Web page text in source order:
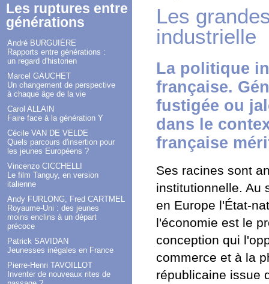
Les ruptures entre
générations
André BURGUIÈRE
Rapports entre générations :
un regard d'historien
Marcel GAUCHET
Un changement de perspective
à chaque âge de la vie
Carol ALLAIN
Faire face à la génération Y
Cécile VAN DE VELDE
Quels parcours d'insertion pour
les jeunes Européens ?
Vincenzo CICCHELLI
Le film Tanguy, en version
italienne
Andy FURLONG, Fred CARTMEL
Royaume-Uni : des jeunes
moins enclins à un départ
précoce
Patrick SAVIDAN
Jeunesses inégales en France
Pierre-Henri TAVOILLOT
Inventer de nouveaux rites de
Les
industrielle
La politique
française.
fustigée ou
dans le
française
Ses racines sont
institutionnelle. Au
en Europe l'État-
l'économie est le
conception qui
commerce et à la
républicaine issue